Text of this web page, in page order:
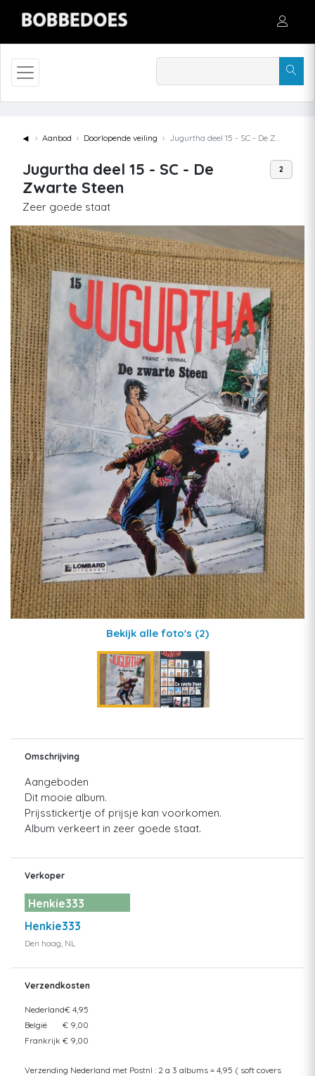
◄ Aanbod Doorlopende veiling Jugurtha deel 15 - SC - De Zwarte Steen
Jugurtha deel 15 - SC - De
Zwarte Steen
Zeer goede staat
2
Bekijk alle foto's (2)
Omschrijving
Aangeboden
Dit mooie album.
Prijsstickertje of prijsje kan voorkomen.
Album verkeert in zeer goede staat.
Verkoper
Henkie333
Henkie333
Den haag, NL
Verzendkosten
Nederland€ 4,95
België
€ 9,00
Frankrijk € 9,00
Verzending Nederland met Postnl : 2 a 3 albums = 4,95 ( soft covers